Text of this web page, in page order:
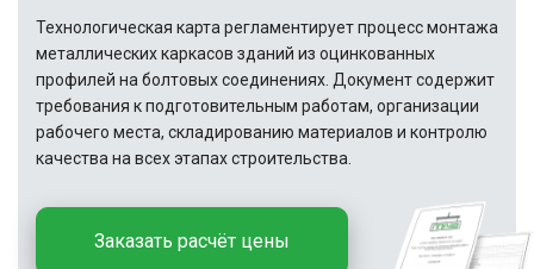
Технологическая карта регламентирует процесс монтажа
металлических каркасов зданий из оцинкованных
профилей на болтовых соединениях. Документ содержит
требования к подготовительным работам, организации
рабочего места, складированию материалов и контролю
качества на всех этапах строительства.
Заказать расчёт цены